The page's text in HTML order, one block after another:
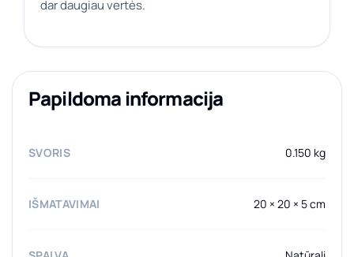
dar daugiau vertės.
Papildoma informacija
SVORIS 0.150 kg
IŠMATAVIMAI 20 × 20 × 5 cm